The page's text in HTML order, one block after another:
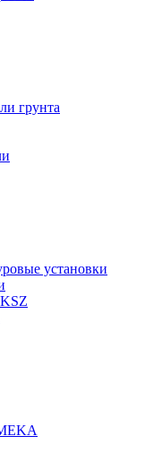
грунта
установки